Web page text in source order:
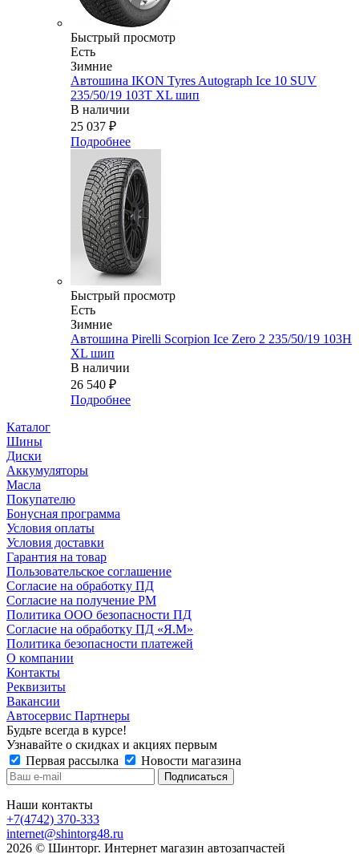
Быстрый просмотр
Есть
Зимние
Автошина IKON Tyres Autograph Ice 10 SUV
235/50/19 103T XL шип
В наличии
25 037 ₽
Подробнее
Быстрый просмотр
Есть
Зимние
Автошина Pirelli Scorpion Ice Zero 2 235/50/19 103H
XL шип
В наличии
26 540 ₽
Подробнее
Каталог
Шины
Диски
Аккумуляторы
Масла
Покупателю
Бонусная программа
Условия оплаты
Условия доставки
Гарантия на товар
Пользовательское соглашение
Согласие на обработку ПД
Согласие на получение РМ
Политика ООО безопасности ПД
Согласие на обработку ПД «Я.М»
Политика безопасности платежей
О компании
Контакты
Реквизиты
Вакансии
Автосервис Партнеры
Будьте всегда в курсе!
Узнавайте о скидках и акциях первым
Первая рассылка
Новости магазина
Наши контакты
+7(4742) 370-333
internet@shintorg48.ru
2026 © Шинторг. Интернет магазин автозапчастей